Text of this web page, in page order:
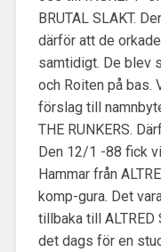
BRUTAL SLAKT.
därför att de
samtidigt. De blev
och Roiten på bas.
förslag till
THE RUNKERS.
Den 12/1 -88 fick
Hammar från
komp-gura. Det
tillbaka till ALTRED
det dags för en